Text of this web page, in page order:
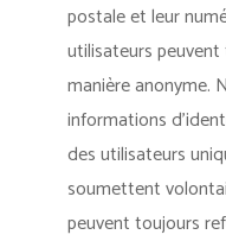
postale et leur
utilisateurs
manière anonyme.
informations
des utilisateurs
soumettent
peuvent toujours